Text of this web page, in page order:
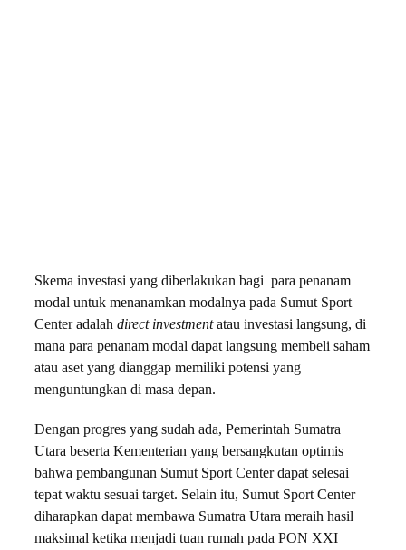
Skema investasi yang diberlakukan bagi para penanam
modal untuk menanamkan modalnya pada Sumut Sport
Center adalah direct investmentatau investasi langsung, di
mana para penanam modal dapat langsung membeli saham
atau aset yang dianggap memiliki potensi yang
menguntungkan di masa depan.
Dengan progres yang sudah ada, Pemerintah Sumatra
Utara beserta Kementerian yang bersangkutan optimis
bahwa pembangunan Sumut Sport Center dapat selesai
tepat waktu sesuai target. Selain itu, Sumut Sport Center
diharapkan dapat membawa Sumatra Utara meraih hasil
maksimal ketika menjadi tuan rumah pada PON XXI